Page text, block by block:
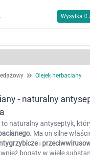
Wysyłka 0
Olejek herbaciany
- naturalny
to naturalny antyseptyk,
. Ma on silne
i
bogaty w wiele